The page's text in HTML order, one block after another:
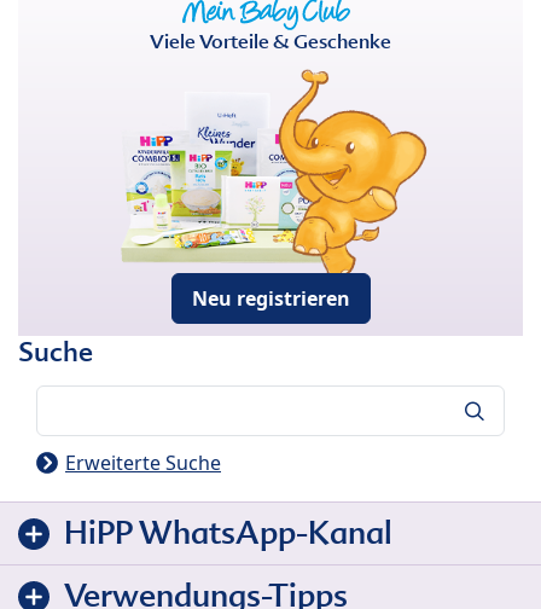
Viele Vorteile & Geschenke
Neu registrieren
Suche
Erweiterte Suche
HiPP WhatsApp-Kanal
Verwendungs-Tipps